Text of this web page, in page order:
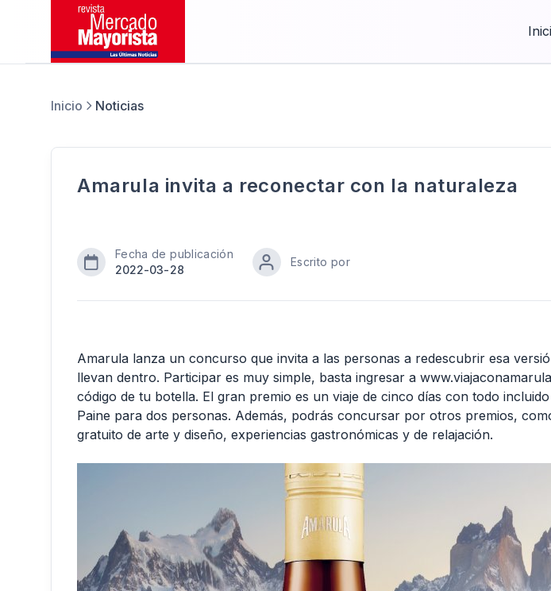
Inicio Noticias
Amarula invita a reconectar con la naturaleza
Fecha de publicación
2022-03-28
Escrito por
Amarula lanza un concurso que invita a las personas a redescubrir esa
llevan dentro. Participar es muy simple, basta ingresar a
código de tu botella. El gran premio es un viaje de cinco días con todo
Paine para dos personas. Además, podrás concursar por otros premios,
gratuito de arte y diseño, experiencias gastronómicas y de relajación.